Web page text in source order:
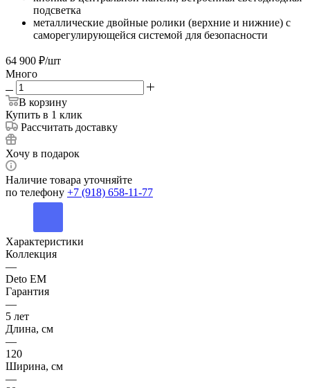
подсветка
металлические двойные ролики (верхние и нижние) с
саморегулирующейся системой для безопасности
64 900 ₽/шт
Много
В корзину
Купить в 1 клик
Рассчитать доставку
Хочу в подарок
Наличие товара уточняйте
по телефону +7 (918) 658-11-77
Характеристики
Коллекция
—
Deto ЕМ
Гарантия
—
5 лет
Длина, см
—
120
Ширина, см
—